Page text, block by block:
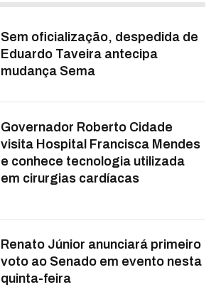
Sem oficialização, despedida de
Eduardo Taveira antecipa
mudança Sema
Governador Roberto Cidade
visita Hospital Francisca Mendes
e conhece tecnologia utilizada
em cirurgias cardíacas
Renato Júnior anunciará primeiro
voto ao Senado em evento nesta
quinta-feira